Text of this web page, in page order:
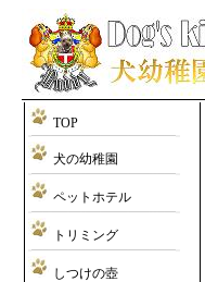
TOP
犬の幼稚園
ペットホテル
トリミング
しつけの壺